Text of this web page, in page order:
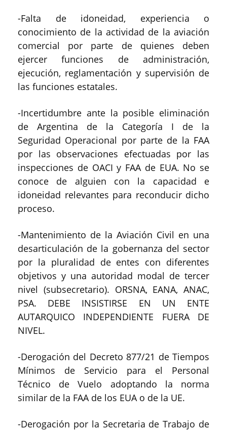
-Falta de idoneidad, experiencia o
conocimiento de la actividad de la aviación
comercial por parte de quienes deben
ejercer funciones de administración,
ejecución, reglamentación y supervisión de
las funciones estatales.
-Incertidumbre ante la posible eliminación
de Argentina de la Categoría I de la
Seguridad Operacional por parte de la FAA
por las observaciones efectuadas por las
inspecciones de OACI y FAA de EUA. No se
conoce de alguien con la capacidad e
idoneidad relevantes para reconducir dicho
proceso.
-Mantenimiento de la Aviación Civil en una
desarticulación de la gobernanza del sector
por la pluralidad de entes con diferentes
objetivos y una autoridad modal de tercer
nivel (subsecretario). ORSNA, EANA, ANAC,
PSA. DEBE INSISTIRSE EN UN ENTE
AUTARQUICO INDEPENDIENTE FUERA DE
NIVEL.
-Derogación del Decreto 877/21 de Tiempos
Mínimos de Servicio para el Personal
Técnico de Vuelo adoptando la norma
similar de la FAA de los EUA o de la UE.
-Derogación por la Secretaria de Trabajo de